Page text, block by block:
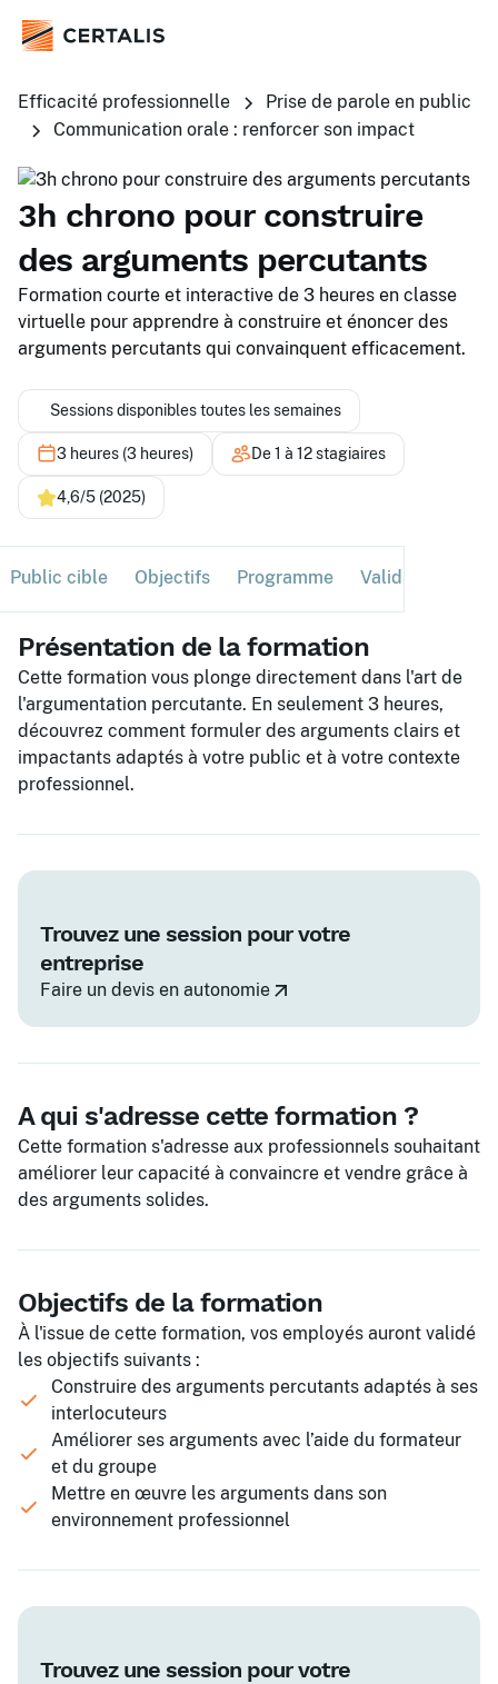
Efficacité professionnelle
Prise de parole en public
Communication orale : renforcer son impact
3h chrono pour construire
des arguments percutants
Formation courte et interactive de 3 heures en classe
virtuelle pour apprendre à construire et énoncer des
arguments percutants qui convainquent efficacement.
Sessions disponibles toutes les semaines
3 heures (3 heures) De 1 à 12 stagiaires
4,6/5 (2025)
Public cible Objectifs Programme Validation
Présentation de la formation
Cette formation vous plonge directement dans l'art de
l'argumentation percutante. En seulement 3 heures,
découvrez comment formuler des arguments clairs et
impactants adaptés à votre public et à votre contexte
professionnel.
Trouvez une session pour votre
entreprise
Faire un devis en autonomie
A qui s'adresse cette formation ?
Cette formation s'adresse aux professionnels souhaitant
améliorer leur capacité à convaincre et vendre grâce à
des arguments solides.
Objectifs de la formation
À l'issue de cette formation, vos employés auront validé
les objectifs suivants :
Construire des arguments percutants adaptés à ses
interlocuteurs
Améliorer ses arguments avec l’aide du formateur
et du groupe
Mettre en œuvre les arguments dans son
environnement professionnel
Trouvez une session pour votre